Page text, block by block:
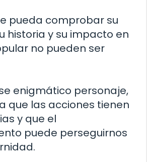
pueda comprobar su
historia y su impacto en
no pueden ser
enigmático personaje,
que las acciones tienen
y que el
puede perseguirnos